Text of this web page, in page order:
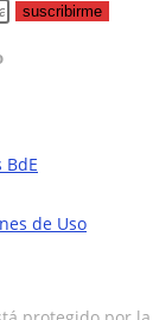
suscribirme
BdE
de Uso